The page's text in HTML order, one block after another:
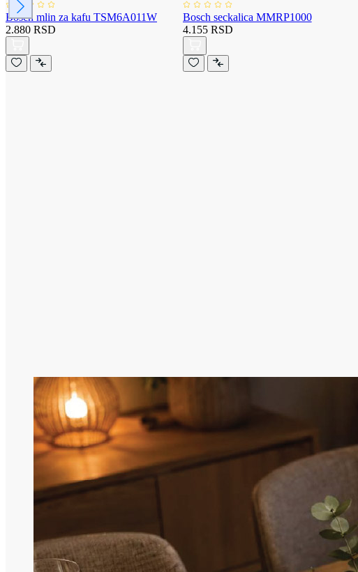
Bosch mlin za kafu TSM6A011W
2.880 RSD
Bosch seckalica MMRP1000
4.155 RSD